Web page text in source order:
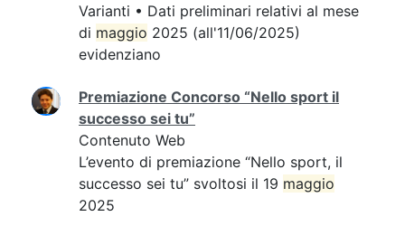
Varianti • Dati preliminari relativi al mese
di maggio 2025 (all'11/06/2025)
evidenziano
Premiazione Concorso “Nello sport il
successo sei tu”
Contenuto Web
L’evento di premiazione “Nello sport, il
successo sei tu” svoltosi il 19 maggio
2025